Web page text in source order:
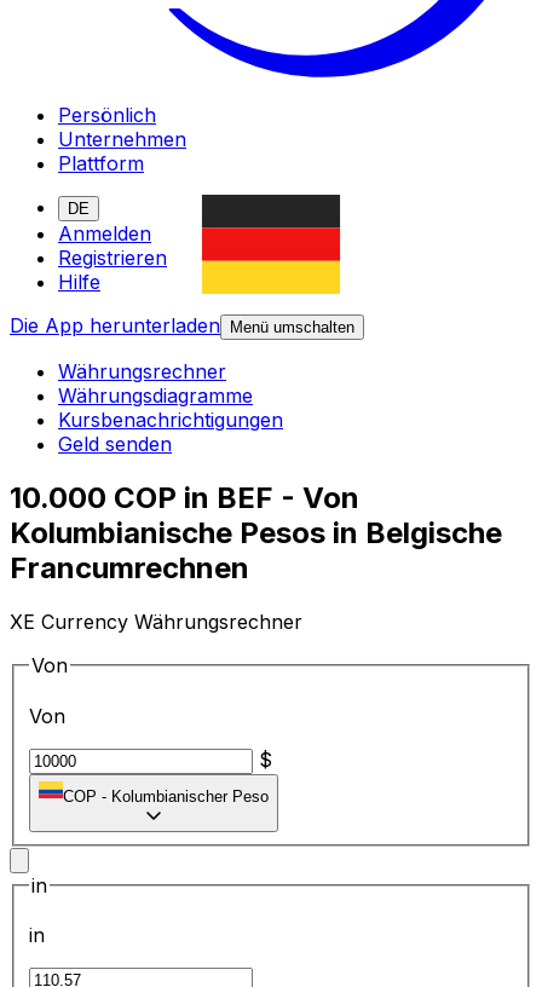
Persönlich
Unternehmen
Plattform
DE
Anmelden
Registrieren
Hilfe
Die App herunterladen
Menü umschalten
Währungsrechner
Währungsdiagramme
Kursbenachrichtigungen
Geld senden
10.000 COP in BEF - Von
Kolumbianische Pesos in Belgische
Francumrechnen
XE Currency Währungsrechner
Von
Von
$
COP - Kolumbianischer Peso
in
in